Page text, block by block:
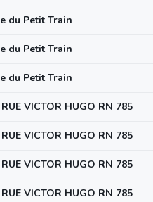
du Petit Train
du Petit Train
du Petit Train
VICTOR HUGO RN 785
VICTOR HUGO RN 785
VICTOR HUGO RN 785
VICTOR HUGO RN 785